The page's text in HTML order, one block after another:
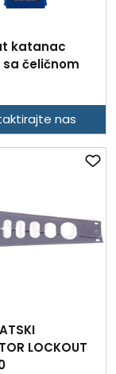
katanac
čeličnom
nas
LOCKOUT